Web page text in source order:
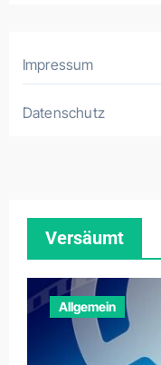
Impressum
Datenschutz
Versäumt
Allgemein